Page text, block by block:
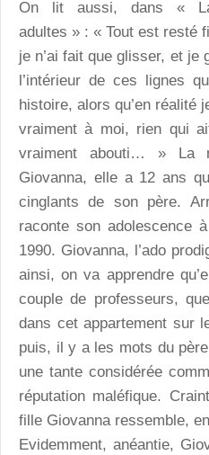
On lit aussi, dans «
adultes » : « Tout est resté
je n’ai fait que glisser, et je
l’intérieur de ces lignes
histoire, alors qu’en réalité
vraiment à moi, rien qui
vraiment abouti… » La
Giovanna, elle a 12 ans
cinglants de son père.
raconte son adolescence
1990. Giovanna, l’ado
ainsi, on va apprendre
couple de professeurs,
dans cet appartement sur
puis, il y a les mots du
une tante considérée
réputation maléfique.
fille Giovanna ressemble,
Evidemment, anéantie,